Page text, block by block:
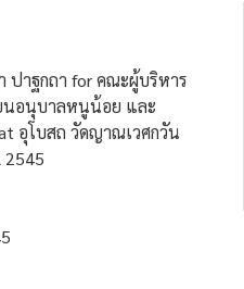
ปาฐกถา for คณะผู้บริหาร
นอนุบาลหนูน้อย และ
อุโบสถ วัดญาณเวศกวัน
2545